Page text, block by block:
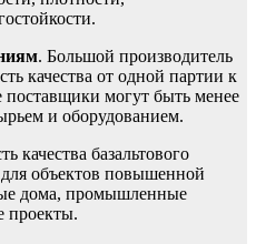
. Большой производитель
качества от одной партии к
поставщики могут быть менее
и оборудованием.
качества базальтового
объектов повышенной
дома, промышленные
проекты.